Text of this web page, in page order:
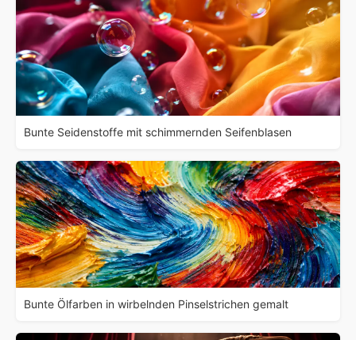
Bunte Seidenstoffe mit schimmernden Seifenblasen
Bunte Ölfarben in wirbelnden Pinselstrichen gemalt